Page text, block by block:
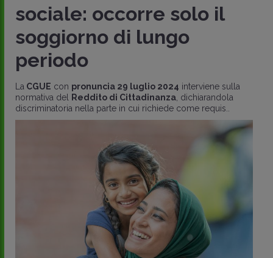
sociale: occorre solo il
soggiorno di lungo
periodo
La CGUE con pronuncia 29 luglio 2024 interviene sulla
normativa del Reddito di Cittadinanza, dichiarandola
discriminatoria nella parte in cui richiede come requis..